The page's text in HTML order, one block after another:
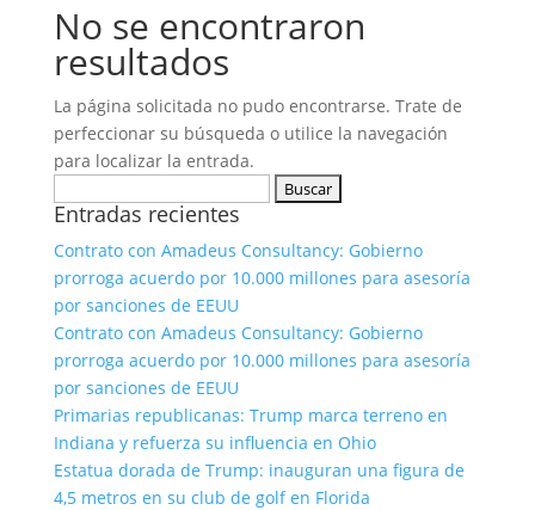
No se encontraron
resultados
La página solicitada no pudo encontrarse. Trate de
perfeccionar su búsqueda o utilice la navegación
para localizar la entrada.
Entradas recientes
Contrato con Amadeus Consultancy: Gobierno
prorroga acuerdo por 10.000 millones para asesoría
por sanciones de EEUU
Contrato con Amadeus Consultancy: Gobierno
prorroga acuerdo por 10.000 millones para asesoría
por sanciones de EEUU
Primarias republicanas: Trump marca terreno en
Indiana y refuerza su influencia en Ohio
Estatua dorada de Trump: inauguran una figura de
4,5 metros en su club de golf en Florida